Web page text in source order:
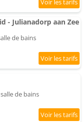
- Julianadorp aan Zee
de bains
de bains